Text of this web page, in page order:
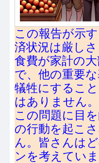
この報告が示
済状況は厳し
食費が家計の
で、他の重要
犠牲にするこ
はありません
この問題に目
の行動を起こ
ん。皆さんは
ンを考えてい